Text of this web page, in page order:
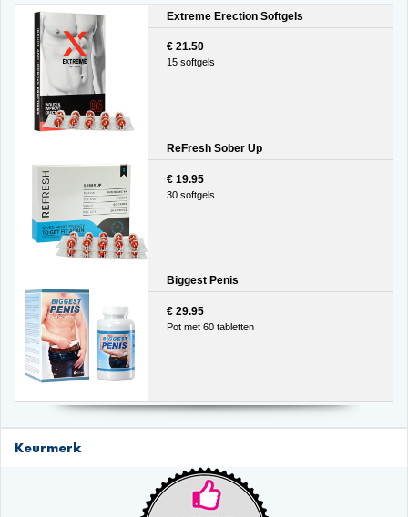
Extreme Erection Softgels
€ 21.50
15 softgels
ReFresh Sober Up
€ 19.95
30 softgels
Biggest Penis
€ 29.95
Pot met 60 tabletten
Keurmerk